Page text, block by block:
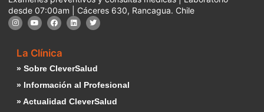
desde 07:00am | Cáceres 630, Rancagua. Chile
La Clínica
» Sobre CleverSalud
» Información al Profesional
» Actualidad CleverSalud